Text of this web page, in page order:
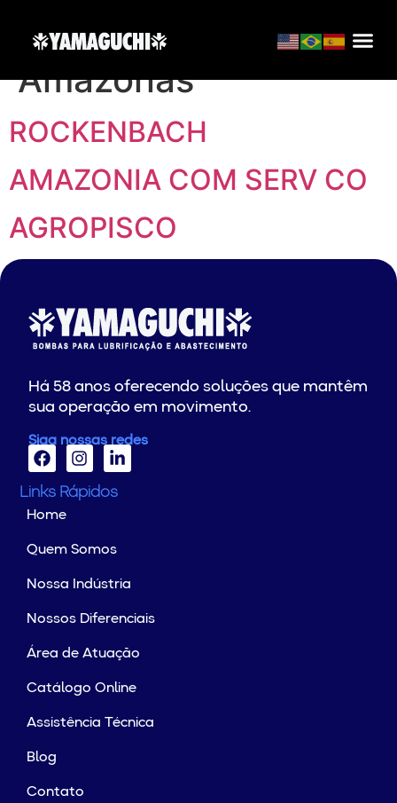
Localização:
Amazonas
ROCKENBACH
AMAZONIA COM SERV CO
AGROPISCO
Há 58 anos oferecendo soluções que mantêm
sua operação em movimento.
Siga nossas redes
Links Rápidos
Home
Quem Somos
Nossa Indústria
Nossos Diferenciais
Área de Atuação
Catálogo Online
Assistência Técnica
Blog
Contato